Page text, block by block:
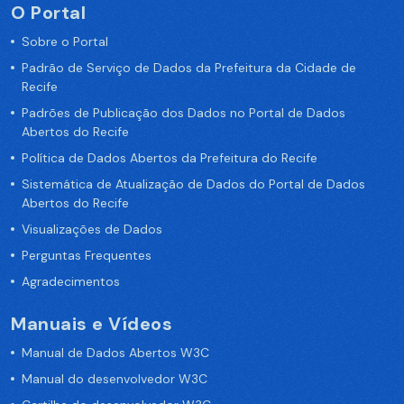
O Portal
Sobre o Portal
Padrão de Serviço de Dados da Prefeitura da Cidade de
Recife
Padrões de Publicação dos Dados no Portal de Dados
Abertos do Recife
Política de Dados Abertos da Prefeitura do Recife
Sistemática de Atualização de Dados do Portal de Dados
Abertos do Recife
Visualizações de Dados
Perguntas Frequentes
Agradecimentos
Manuais e Vídeos
Manual de Dados Abertos W3C
Manual do desenvolvedor W3C